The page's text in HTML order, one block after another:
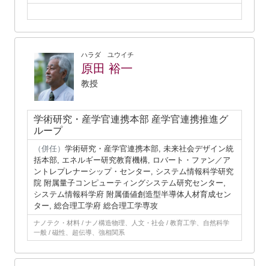
ハラダ ユウイチ
原田 裕一
教授
学術研究・産学官連携本部 産学官連携推進グ
ループ
（併任） 学術研究・産学官連携本部, 未来社会デザイン統
括本部, エネルギー研究教育機構, ロバート・ファン／ア
ントレプレナーシップ・センター, システム情報科学研究
院 附属量子コンピューティングシステム研究センター,
システム情報科学府 附属価値創造型半導体人材育成セン
ター, 総合理工学府 総合理工学専攻
ナノテク・材料 / ナノ構造物理、人文・社会 / 教育工学、自然科学
一般 / 磁性、超伝導、強相関系